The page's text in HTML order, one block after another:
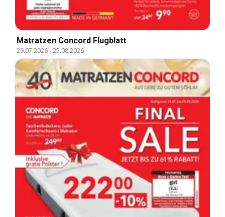
Matratzen Concord Flugblatt
29.07.2026-25.08.2026